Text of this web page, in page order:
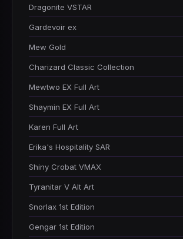
Dragonite VSTAR
Gardevoir ex
Mew Gold
Charizard Classic Collection
Mewtwo EX Full Art
Shaymin EX Full Art
Karen Full Art
Erika's Hospitality SAR
Shiny Crobat VMAX
Tyranitar V Alt Art
Snorlax 1st Edition
Gengar 1st Edition